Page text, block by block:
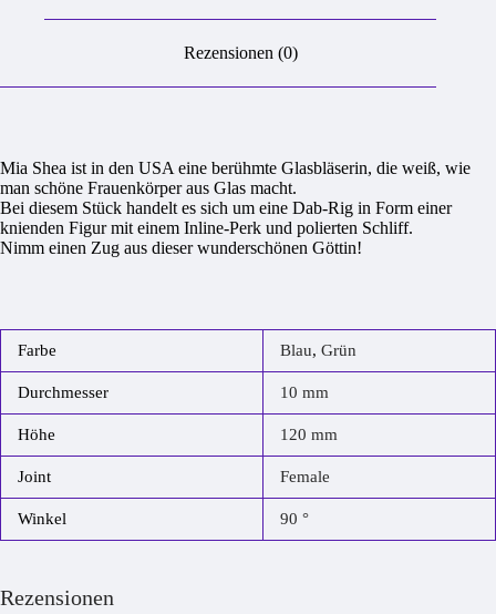
Rezensionen (0)
Mia Shea ist in den USA eine berühmte Glasbläserin, die weiß, wie
man schöne Frauenkörper aus Glas macht.
Bei diesem Stück handelt es sich um eine Dab-Rig in Form einer
knienden Figur mit einem Inline-Perk und polierten Schliff.
Nimm einen Zug aus dieser wunderschönen Göttin!
Farbe Blau, Grün
Durchmesser 10 mm
Höhe 120 mm
Joint Female
Winkel 90 °
Rezensionen